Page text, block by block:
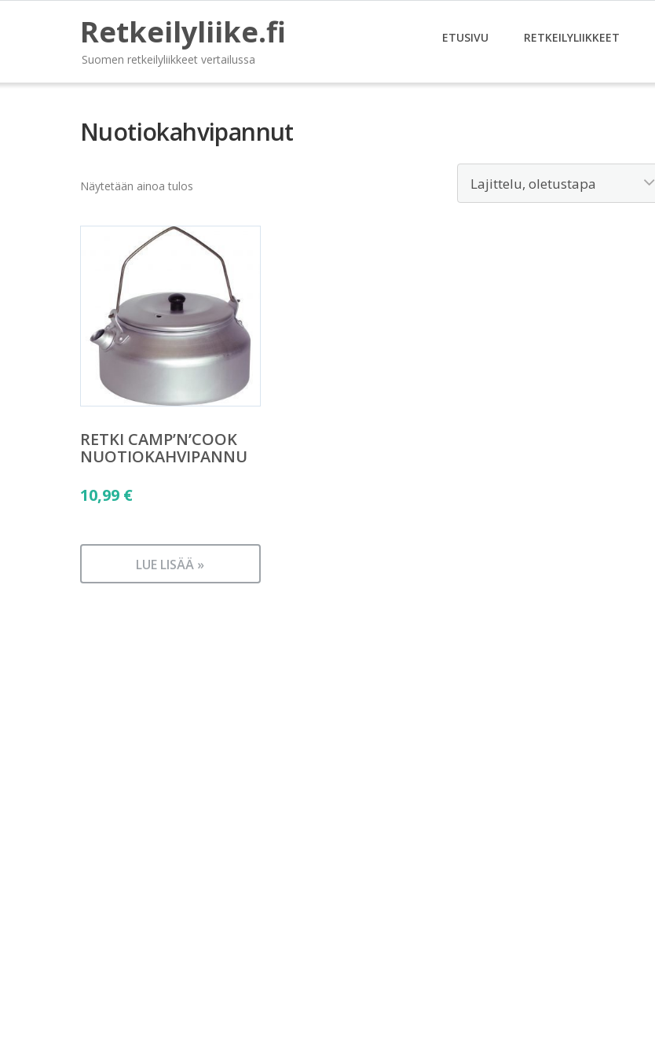
Retkeilyliike.fi
Suomen retkeilyliikkeet vertailussa
ETUSIVU RETKEILYLIIKKEET
Nuotiokahvipannut
Näytetään ainoa tulos
RETKI CAMP’N’COOK
NUOTIOKAHVIPANNU
10,99 €
LUE LISÄÄ »